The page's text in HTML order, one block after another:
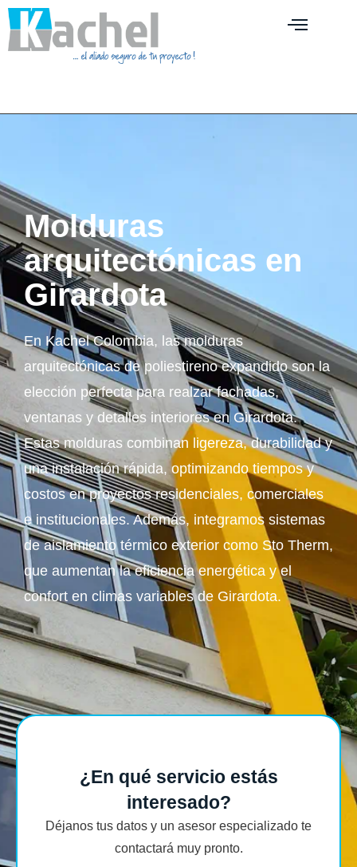
Molduras
arquitectónicas en
Girardota
En Kachel Colombia, las molduras
arquitectónicas de poliestireno expandido son la
elección perfecta para realzar fachadas,
ventanas y detalles interiores en Girardota.
Estas molduras combinan ligereza, durabilidad y
una instalación rápida, optimizando tiempos y
costos en proyectos residenciales, comerciales
e institucionales. Además, integramos sistemas
de aislamiento térmico exterior como Sto Therm,
que aumentan la eficiencia energética y el
confort en climas variables de Girardota.
¿En qué servicio estás
interesado?
Déjanos tus datos y un asesor especializado te
contactará muy pronto.